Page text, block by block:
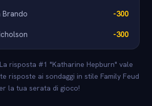
Brando -300
-300
risposta #1 "Katharine Hepburn" vale
risposte ai sondaggi in stile Family Feud
la tua serata di gioco!